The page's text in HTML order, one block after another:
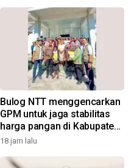
Bulog NTT menggencarkan
GPM untuk jaga stabilitas
harga pangan di Kabupaten
Alor
18 jam lalu